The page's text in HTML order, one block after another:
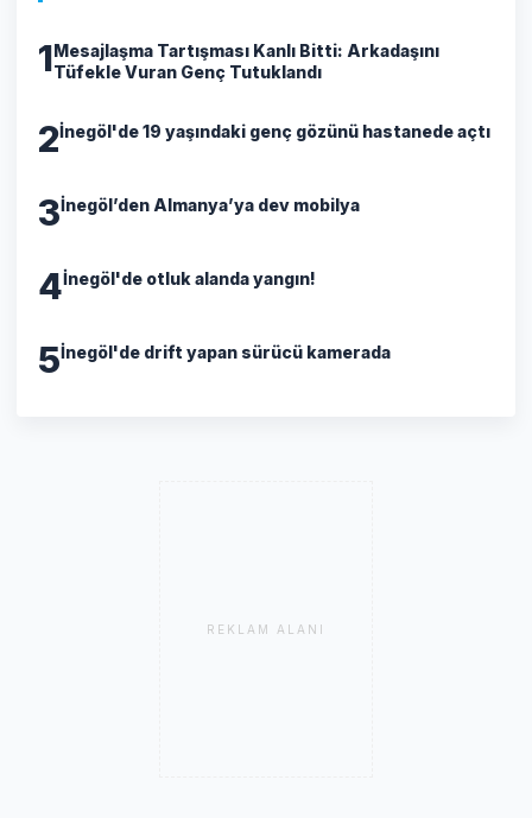
1​Mesajlaşma Tartışması Kanlı Bitti: Arkadaşını
Tüfekle Vuran Genç Tutuklandı
2İnegöl'de 19 yaşındaki genç gözünü hastanede açtı
3İnegöl’den Almanya’ya dev mobilya
4İnegöl'de otluk alanda yangın!
5İnegöl'de drift yapan sürücü kamerada
REKLAM ALANI